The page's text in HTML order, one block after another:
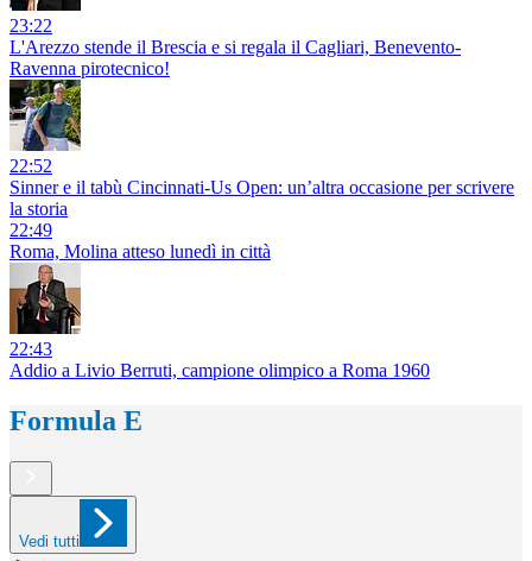
23:22
L'Arezzo stende il Brescia e si regala il Cagliari, Benevento-
Ravenna pirotecnico!
22:52
Sinner e il tabù Cincinnati-Us Open: un’altra occasione per scrivere
la storia
22:49
Roma, Molina atteso lunedì in città
22:43
Addio a Livio Berruti, campione olimpico a Roma 1960
Formula E
Vedi tutti